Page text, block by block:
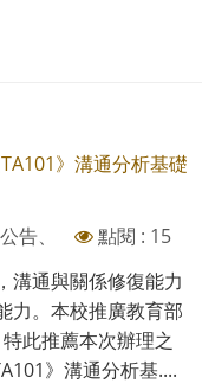
》溝通分析基礎
告、
點閱 : 15
溝通與關係修復能力
力。本校推廣教育部
此推薦本次辦理之
》溝通分析基....